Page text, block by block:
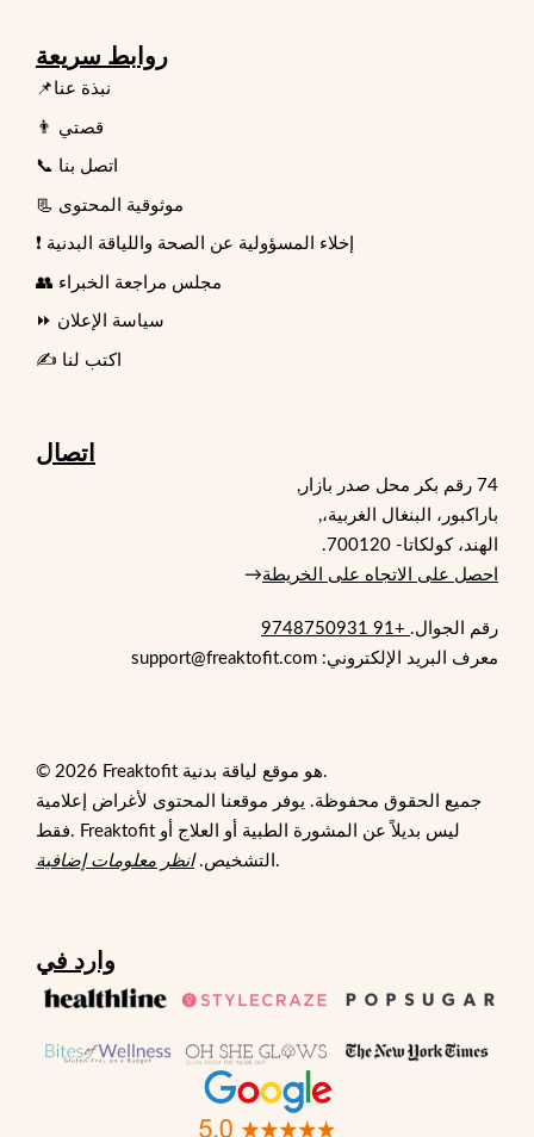
روابط سريعة
📌نبذة عنا
👨 قصتي
📞 اتصل بنا
📃 موثوقية المحتوى
❗ إخلاء المسؤولية عن الصحة واللياقة البدنية
👥 مجلس مراجعة الخبراء
⏩ سياسة الإعلان
✍️ اكتب لنا
اتصال
74 رقم بكر محل صدر بازار,
باراكبور، البنغال الغربية،,
الهند، كولكاتا- 700120.
احصل على الاتجاه على الخريطة→
رقم الجوال. +91 9748750931
معرف البريد الإلكتروني: support@freaktofit.com
© 2026 Freaktofit هو موقع لياقة بدنية.
جميع الحقوق محفوظة. يوفر موقعنا المحتوى لأغراض إعلامية
فقط. Freaktofit ليس بديلاً عن المشورة الطبية أو العلاج أو
التشخيص.انظر معلومات إضافية .
وارد في